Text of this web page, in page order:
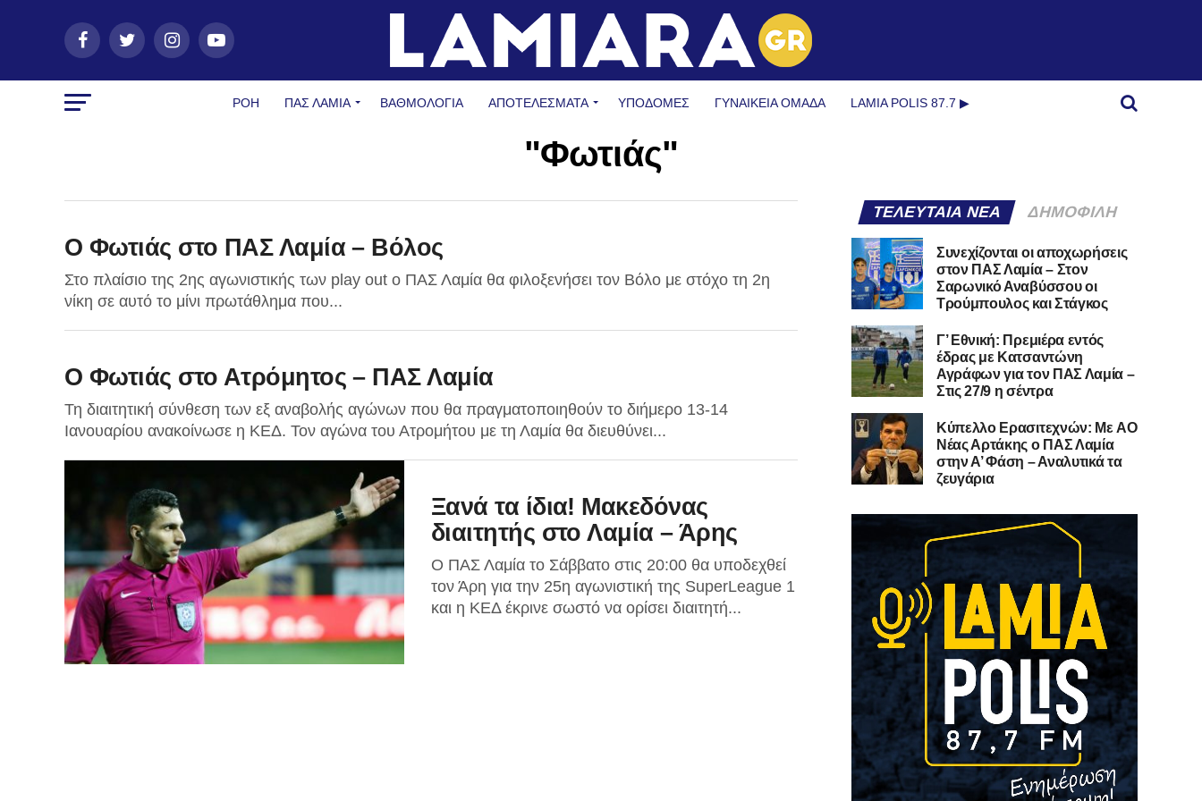
ΡΟΗ ΠΑΣ ΛΑΜΊΑ ΒΑΘΜΟΛΟΓΙΑ ΑΠΟΤΕΛΕΣΜΑΤΑ ΥΠΟΔΟΜΈΣ ΓΥΝΑΙΚΕΊΑ ΟΜΆΔΑ LAMIA POLIS 87.7 ▶︎
"Φωτιάς"
O Φωτιάς στο ΠΑΣ Λαμία – Βόλος
Στο πλαίσιο της 2ης αγωνιστικής των play out ο ΠΑΣ Λαμία θα φιλοξενήσει τον Βόλο με στόχο τη 2η
νίκη σε αυτό το μίνι πρωτάθλημα που...
O Φωτιάς στο Ατρόμητος – ΠΑΣ Λαμία
Τη διαιτητική σύνθεση των εξ αναβολής αγώνων που θα πραγματοποιηθούν το διήμερο 13-14
Ιανουαρίου ανακοίνωσε η ΚΕΔ. Τον αγώνα του Ατρομήτου με τη Λαμία θα διευθύνει...
Ξανά τα ίδια! Μακεδόνας
διαιτητής στο Λαμία – Άρης
Ο ΠΑΣ Λαμία το Σάββατο στις 20:00 θα υποδεχθεί
τον Άρη για την 25η αγωνιστική της SuperLeague 1
και η ΚΕΔ έκρινε σωστό να ορίσει διαιτητή...
ΤΕΛΕΥΤΑΊΑ ΝΈΑ ΔΗΜΟΦΙΛΉ
Συνεχίζονται οι αποχωρήσεις
στον ΠΑΣ Λαμία – Στον
Σαρωνικό Αναβύσσου οι
Τρούμπουλος και Στάγκος
Γ’ Εθνική: Πρεμιέρα εντός
έδρας με Κατσαντώνη
Αγράφων για τον ΠΑΣ Λαμία –
Στις 27/9 η σέντρα
Kύπελλο Ερασιτεχνών: Με AO
Nέας Αρτάκης ο ΠΑΣ Λαμία
στην Α’ Φάση – Αναλυτικά τα
ζευγάρια